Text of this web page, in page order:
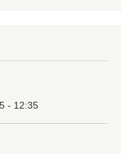
- 12:35